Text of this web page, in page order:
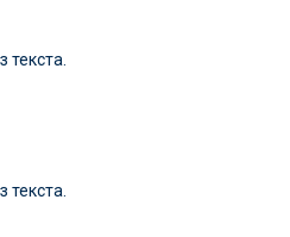
текста.
текста.